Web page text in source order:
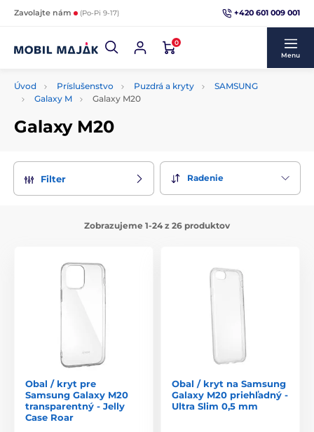
Zavolajte nám (Po-Pi 9-17) +420 601 009 001
0
Menu
Úvod Príslušenstvo Puzdrá a kryty
SAMSUNG
Galaxy M
Galaxy M20
Galaxy M20
Filter Radenie
Zobrazujeme 1-24 z 26 produktov
Obal / kryt pre
Samsung Galaxy M20
transparentný - Jelly
Case Roar
Obal / kryt na Samsung
Galaxy M20 priehľadný -
Ultra Slim 0,5 mm